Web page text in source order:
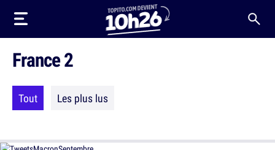
France 2
Tout Les plus lus